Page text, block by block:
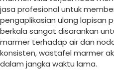
jasa profesional untuk
pengaplikasian ulang lapisan
berkala sangat disarankan
marmer terhadap air dan
konsisten, wastafel marmer
dalam jangka waktu lama.